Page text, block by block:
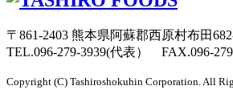
〒861-2403 熊本県阿蘇郡西原村布田
TEL.096-279-3939(代表） FAX.096-
Copyright (C) Tashiroshokuhin Corporation. All